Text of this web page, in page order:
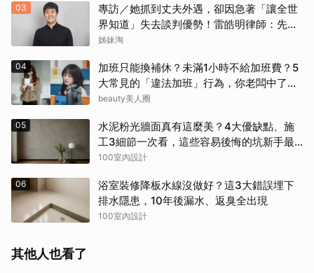
03
專訪／她抓到丈夫外遇，卻因急著「讓全世
界知道」失去談判優勢！雷皓明律師：先守
住證據，才有選擇
姊妹淘
04
加班只能換補休？未滿1小時不給加班費？5
大常見的「違法加班」行為，你老闆中了幾
項？
beauty美人圈
05
水泥粉光牆面真有這麼美？4大優缺點、施
工3細節一次看，這些容易後悔的坑新手最
常踩
100室內設計
06
浴室裝修降板水線沒做好？這3大錯誤埋下
排水隱患，10年後漏水、返臭全出現
100室內設計
其他人也看了